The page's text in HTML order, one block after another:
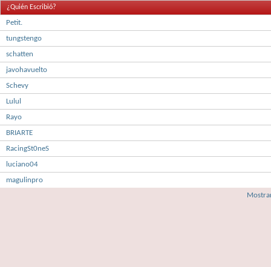
¿Quién Escribió?
Petit.
tungstengo
schatten
javohavuelto
Schevy
Lulul
Rayo
BRIARTE
RacingSt0neS
luciano04
magulinpro